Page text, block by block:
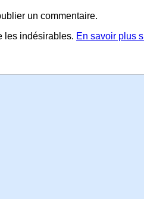
un commentaire.
les indésirables. En savoir plus